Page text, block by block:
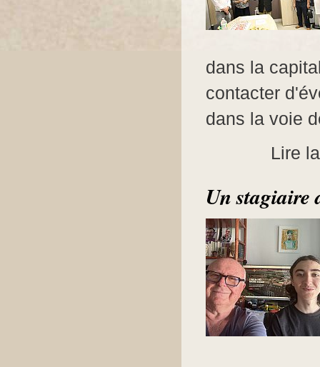
dans la
contacter
dans la voie
Lire
Un stagiaire